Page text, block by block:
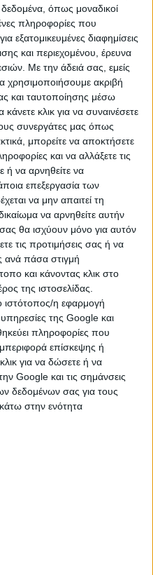
όπως μοναδικοί
πληροφορίες που
εξατομικευμένες διαφημίσεις
και περιεχομένου, έρευνα
Με την άδειά σας, εμείς
χρησιμοποιήσουμε ακριβή
και ταυτοποίησης μέσω
κλικ για να συναινέσετε
συνεργάτες μας όπως
μπορείτε να αποκτήσετε
και να αλλάξετε τις
ή να αρνηθείτε να
επεξεργασία των
να μην απαιτεί τη
να αρνηθείτε αυτήν
θα ισχύουν μόνο για αυτόν
τις προτιμήσεις σας ή να
ανά πάσα στιγμή
και κάνοντας κλικ στο
της ιστοσελίδας.
ιστότοπος/η εφαρμογή
της Google και
πληροφορίες που
επίσκεψης ή
για να δώσετε ή να
Google και τις σημάνσεις
δεδομένων σας για τους
στην ενότητα
σε ορισμένα σημεία,
εντελώς λόγω του
διαρκούς κίνησης του
περνούν από τους
με ταχύτητα 9.7
να παγώσουν τελείως
κομμάτια πάγου πιο
ένα φυσικό φράγμα
που έφτανε στους
έχουν τοποθετηθεί
τη συγκέντρωση